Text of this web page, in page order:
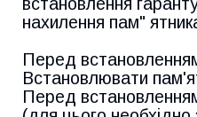
нахилення пам"
Перед
Встановлювати
Перед